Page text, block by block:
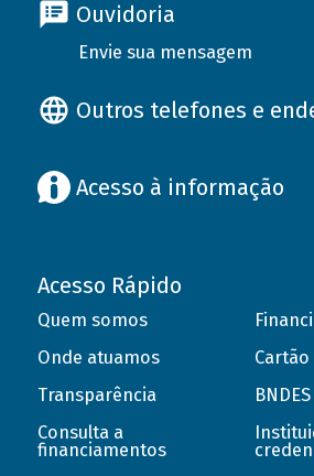
Ouvidoria
Envie sua mensagem
Outros telefones e
Acesso à informação
Acesso Rápido
Quem somos
Onde atuamos
Transparência
Consulta a
financiamentos
Cartão